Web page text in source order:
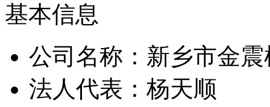
基本信息
公司名称：新乡市金
法人代表：杨天顺